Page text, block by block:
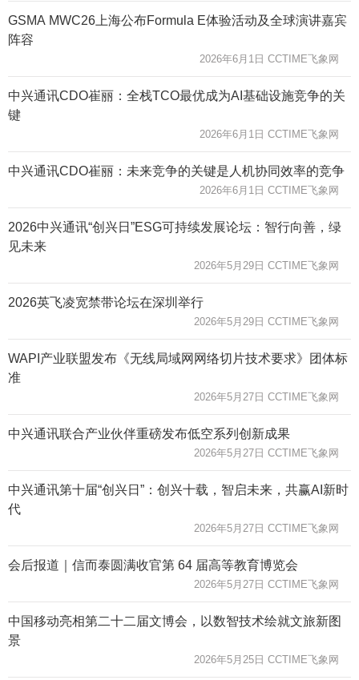
GSMA MWC26上海公布Formula E体验活动及全球演讲嘉宾
阵容
2026年6月1日 CCTIME飞象网
中兴通讯CDO崔丽：全栈TCO最优成为AI基础设施竞争的关
键
2026年6月1日 CCTIME飞象网
中兴通讯CDO崔丽：未来竞争的关键是人机协同效率的竞争
2026年6月1日 CCTIME飞象网
2026中兴通讯“创兴日”ESG可持续发展论坛：智行向善，绿
见未来
2026年5月29日 CCTIME飞象网
2026英飞凌宽禁带论坛在深圳举行
2026年5月29日 CCTIME飞象网
WAPI产业联盟发布《无线局域网网络切片技术要求》团体标
准
2026年5月27日 CCTIME飞象网
中兴通讯联合产业伙伴重磅发布低空系列创新成果
2026年5月27日 CCTIME飞象网
中兴通讯第十届“创兴日”：创兴十载，智启未来，共赢AI新时
代
2026年5月27日 CCTIME飞象网
会后报道｜信而泰圆满收官第 64 届高等教育博览会
2026年5月27日 CCTIME飞象网
中国移动亮相第二十二届文博会，以数智技术绘就文旅新图
景
2026年5月25日 CCTIME飞象网